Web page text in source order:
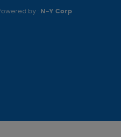
by : N-Y Corp